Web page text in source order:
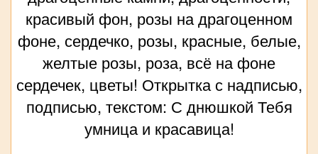
красивый фон, розы на драгоценном
фоне, сердечко, розы, красные, белые,
желтые розы, роза, всё на фоне
сердечек, цветы! Открытка с надписью,
подписью, текстом: С днюшкой Тебя
умница и красавица!